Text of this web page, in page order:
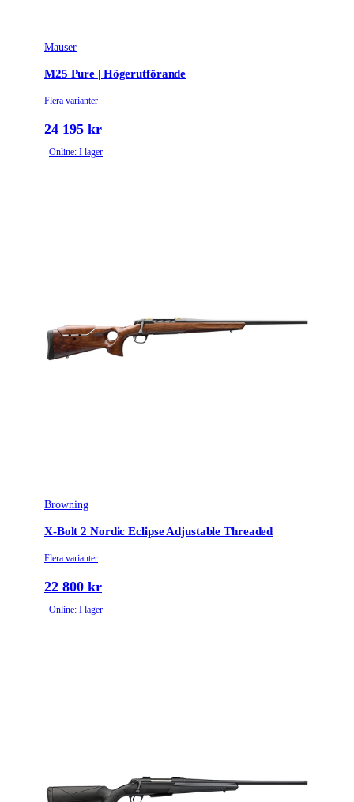
Mauser
M25 Pure | Högerutförande
Flera varianter
24 195 kr
Online: I lager
Browning
X-Bolt 2 Nordic Eclipse Adjustable Threaded
Flera varianter
22 800 kr
Online: I lager